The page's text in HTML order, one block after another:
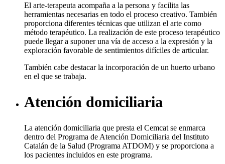
El arte-terapeuta acompaña a la persona y facilita las
herramientas necesarias en todo el proceso creativo. También
proporciona diferentes técnicas que utilizan el arte como
método terapéutico. La realización de este proceso terapéutico
puede llegar a suponer una vía de acceso a la expresión y la
exploración favorable de sentimientos difíciles de articular.
También cabe destacar la incorporación de un huerto urbano
en el que se trabaja.
Atención domiciliaria
La atención domiciliaria que presta el Cemcat se enmarca
dentro del Programa de Atención Domiciliaria del Instituto
Catalán de la Salud (Programa ATDOM) y se proporciona a
los pacientes incluidos en este programa.